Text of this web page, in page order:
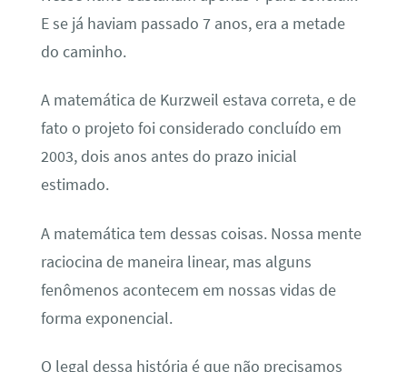
E se já haviam passado 7 anos, era a metade
do caminho.
A matemática de Kurzweil estava correta, e de
fato o projeto foi considerado concluído em
2003, dois anos antes do prazo inicial
estimado.
A matemática tem dessas coisas. Nossa mente
raciocina de maneira linear, mas alguns
fenômenos acontecem em nossas vidas de
forma exponencial.
O legal dessa história é que não precisamos